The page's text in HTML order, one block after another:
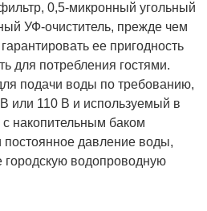
0,5-микронный угольный
УФ-очиститель, прежде чем
ее пригодность
для потребления гостями.
подачи воды по требованию,
или 110 В и используемый в
накопительным баком
постоянное давление воды,
водопроводную